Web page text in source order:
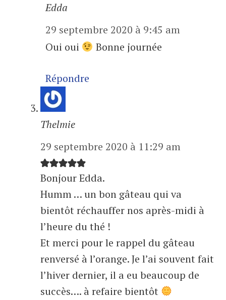
Edda
29 septembre 2020 à 9:45 am
Oui oui
Bonne journée
Répondre
Thelmie
29 septembre 2020 à 11:29 am
Bonjour Edda.
Humm … un bon gâteau qui va
bientôt réchauffer nos après-midi à
l’heure du thé !
Et merci pour le rappel du gâteau
renversé à l’orange. Je l’ai souvent fait
l’hiver dernier, il a eu beaucoup de
succès…. à refaire bientôt